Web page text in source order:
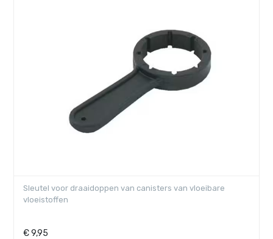
Sleutel voor draaidoppen van canisters van vloeibare
vloeistoffen
€9,95